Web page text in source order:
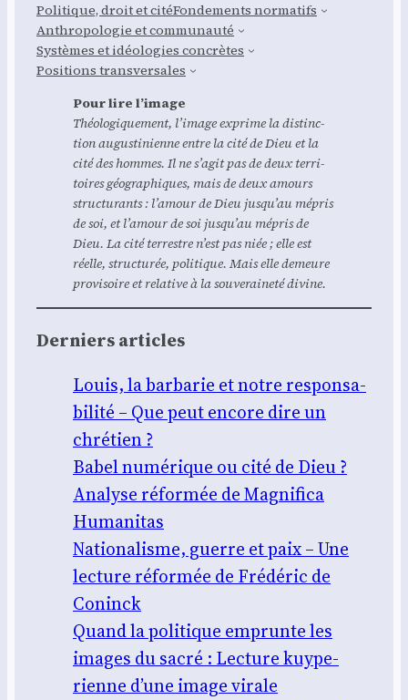
Poli­tique, droit et citéFon­de­ments nor­ma­tifs
Anthro­po­lo­gie et com­mu­nau­té
Sys­tèmes et idéo­lo­gies concrètes
Posi­tions trans­ver­sales
Pour lire l’i­mage
Théo­lo­gi­que­ment, l’image exprime la dis­tinc­
tion augus­ti­nienne entre la cité de Dieu et la
cité des hommes. Il ne s’agit pas de deux ter­ri­
toires géo­gra­phiques, mais de deux amours
struc­tu­rants : l’amour de Dieu jusqu’au mépris
de soi, et l’amour de soi jusqu’au mépris de
Dieu. La cité ter­restre n’est pas niée ; elle est
réelle, struc­tu­rée, poli­tique. Mais elle demeure
pro­vi­soire et rela­tive à la sou­ve­rai­ne­té divine.
Der­niers articles
Louis, la bar­ba­rie et notre res­pon­sa­
bi­li­té – Que peut encore dire un
chré­tien ?
Babel numé­rique ou cité de Dieu ?
Ana­lyse réfor­mée de Magni­fi­ca
Huma­ni­tas
Natio­na­lisme, guerre et paix – Une
lec­ture réfor­mée de Fré­dé­ric de
Coninck
Quand la poli­tique emprunte les
images du sacré : Lec­ture kuy­pe­
rienne d’une image virale